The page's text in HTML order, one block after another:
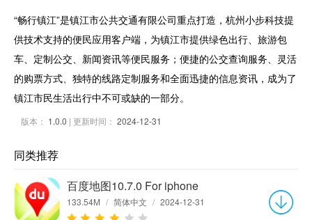
“畅行镇江”是镇江市公共交通有限公司重点打造，杭州小步科技提
供技术支持的便民应用客户端，为镇江市提供绿色出行、旅游包
车、定制公交、新闻资讯等便民服务；便捷的公交查询服务、灵活
的购票方式、独特的线路定制服务和全面迅捷的信息资讯，成为了
镇江市民生活出行中不可或缺的一部分。
版本： 1.0.0 | 更新时间： 2024-12-31
同类推荐
百度地图10.7.0 For iphone
133.54M / 简体中文 / 2024-12-31